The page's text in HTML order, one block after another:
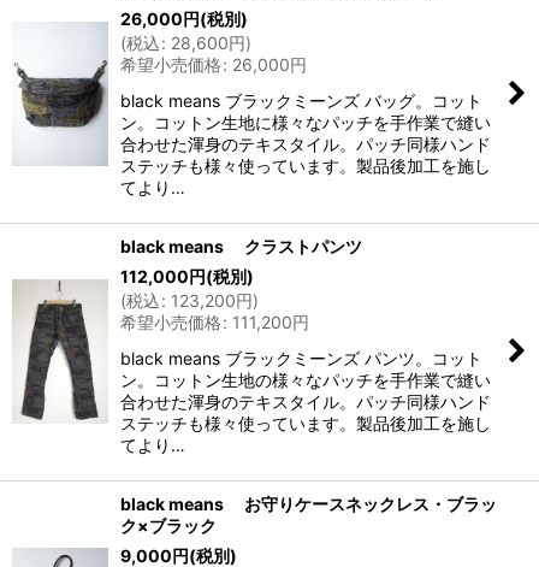
26,000円(税別)
(税込: 28,600円)
希望小売価格: 26,000円
black means ブラックミーンズ バッグ。コット
ン。コットン生地に様々なパッチを手作業で縫い
合わせた渾身のテキスタイル。パッチ同様ハンド
ステッチも様々使っています。製品後加工を施し
てより…
black means クラストパンツ
112,000円(税別)
(税込: 123,200円)
希望小売価格: 111,200円
black means ブラックミーンズ パンツ。コット
ン。コットン生地の様々なパッチを手作業で縫い
合わせた渾身のテキスタイル。パッチ同様ハンド
ステッチも様々使っています。製品後加工を施し
てより…
black means お守りケースネックレス・ブラッ
ク×ブラック
9,000円(税別)